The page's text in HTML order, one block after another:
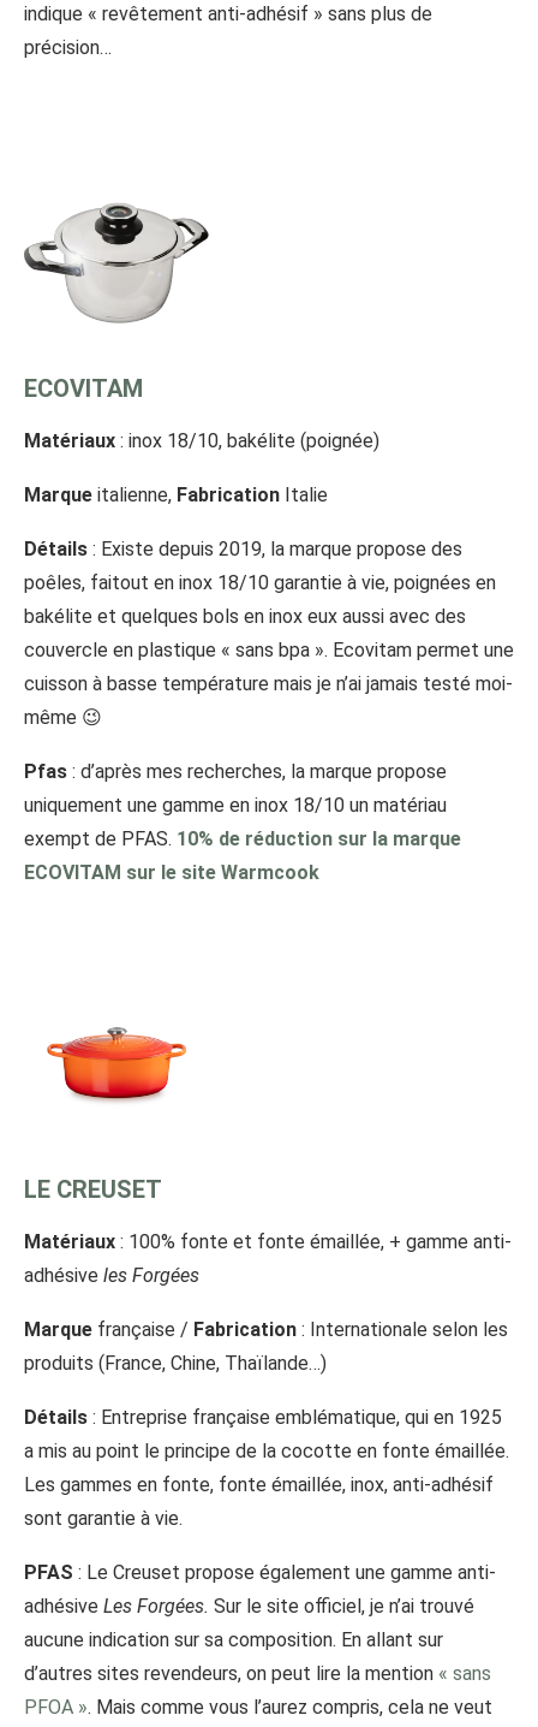
indique « revêtement anti-adhésif » sans plus de
précision…
ECOVITAM
Matériaux : inox 18/10, bakélite (poignée)
Marque italienne, Fabrication Italie
Détails : Existe depuis 2019, la marque propose des
poêles, faitout en inox 18/10 garantie à vie, poignées en
bakélite et quelques bols en inox eux aussi avec des
couvercle en plastique « sans bpa ». Ecovitam permet une
cuisson à basse température mais je n’ai jamais testé moi-
même 😉
Pfas : d’après mes recherches, la marque propose
uniquement une gamme en inox 18/10 un matériau
exempt de PFAS. 10% de réduction sur la marque
ECOVITAM sur le site Warmcook
LE CREUSET
Matériaux : 100% fonte et fonte émaillée, + gamme anti-
adhésive les Forgées
Marque française / Fabrication : Internationale selon les
produits (France, Chine, Thaïlande…)
Détails : Entreprise française emblématique, qui en 1925
a mis au point le principe de la cocotte en fonte émaillée.
Les gammes en fonte, fonte émaillée, inox, anti-adhésif
sont garantie à vie.
PFAS : Le Creuset propose également une gamme anti-
adhésive Les Forgées. Sur le site officiel, je n’ai trouvé
aucune indication sur sa composition. En allant sur
d’autres sites revendeurs, on peut lire la mention « sans
PFOA ». Mais comme vous l’aurez compris, cela ne veut